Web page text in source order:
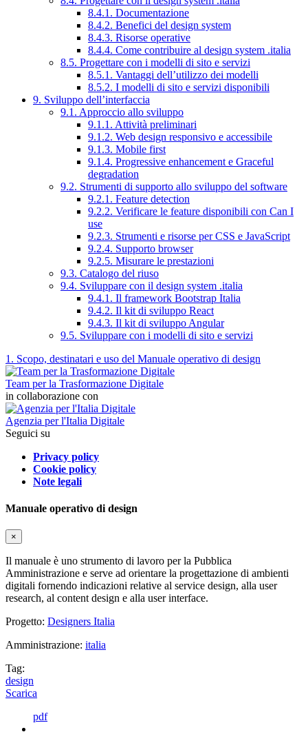
8.4.1. Documentazione
8.4.2. Benefici del design system
8.4.3. Risorse operative
8.4.4. Come contribuire al design system .italia
8.5. Progettare con i modelli di sito e servizi
8.5.1. Vantaggi dell’utilizzo dei modelli
8.5.2. I modelli di sito e servizi disponibili
9. Sviluppo dell’interfaccia
9.1. Approccio allo sviluppo
9.1.1. Attività preliminari
9.1.2. Web design responsivo e accessibile
9.1.3. Mobile first
9.1.4. Progressive enhancement e Graceful
degradation
9.2. Strumenti di supporto allo sviluppo del software
9.2.1. Feature detection
9.2.2. Verificare le feature disponibili con Can I
use
9.2.3. Strumenti e risorse per CSS e JavaScript
9.2.4. Supporto browser
9.2.5. Misurare le prestazioni
9.3. Catalogo del riuso
9.4. Sviluppare con il design system .italia
9.4.1. Il framework Bootstrap Italia
9.4.2. Il kit di sviluppo React
9.4.3. Il kit di sviluppo Angular
9.5. Sviluppare con i modelli di sito e servizi
1. Scopo, destinatari e uso del Manuale operativo di design
Team per la Trasformazione Digitale
in collaborazione con
Agenzia per l'Italia Digitale
Seguici su
Privacy policy
Cookie policy
Note legali
Manuale operativo di design
×
Il manuale è uno strumento di lavoro per la Pubblica
Amministrazione e serve ad orientare la progettazione di ambienti
digitali fornendo indicazioni relative al service design, alla user
research, al content design e alla user interface.
Progetto: Designers Italia
Amministrazione: italia
Tag:
design
Scarica
pdf